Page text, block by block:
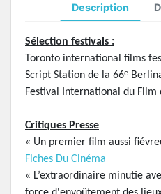
Description
Sélection festivals :
Toronto international films
Script Station de la 66e
Festival International du Film
Critiques Presse
« Un premier film aussi
Fiches Du Cinéma
« L’extraordinaire minutie